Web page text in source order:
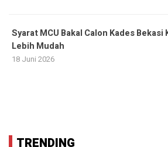
Syarat MCU Bakal Calon Kades Bekasi
Lebih Mudah
18 Juni 2026
TRENDING